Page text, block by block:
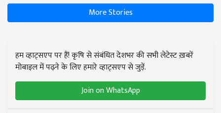
More Stories
हम व्हाट्सएप पर हैं! कृषि से संबंधित देशभर की सभी लेटेस्ट ख़बरें
मोबाइल में पढ़ने के लिए हमारे व्हाट्सएप से जुड़ें.
Join on WhatsApp